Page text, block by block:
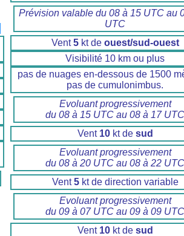
Prévision valable du 08 à 15 UTC au
UTC
Vent5kt de ouest/sud-ouest
Visibilité 10 km ou plus
pas de nuages en-dessous de 1500
pas de cumulonimbus.
Evoluant progressivement
du 08 à 15 UTC au 08 à 17 UTC
Vent 10kt de sud
Evoluant progressivement
du 08 à 20 UTC au 08 à 22 UTC
Vent5kt de direction variable
Evoluant progressivement
du 09 à 07 UTC au 09 à 09 UTC
Vent 10kt de sud